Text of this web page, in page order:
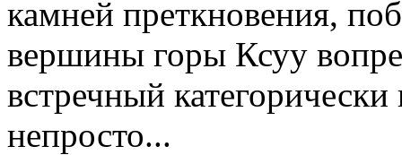
камней преткновения,
вершины горы Ксуу
встречный
непросто...